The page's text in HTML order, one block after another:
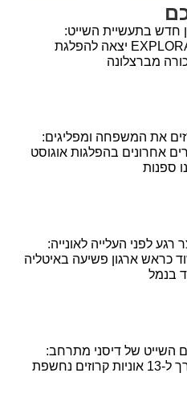
בתעשיית השייט:
EXPLORA III יצאה להפלגת
מברצלונה
את המשפחה ומפליגים:
בהפלגות אוגוסט
לפני העלייה לאונייה:
ארגון פשיעה באיטליה
של דיסני מתרחב:
נחשפת